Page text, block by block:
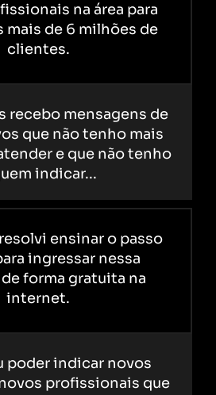
na área para
mais de 6 milhões de
clientes.
recebo mensagens de
que não tenho mais
e que não tenho
indicar...
ensinar o passo
ingressar nessa
forma gratuita na
internet.
poder indicar novos
profissionais que